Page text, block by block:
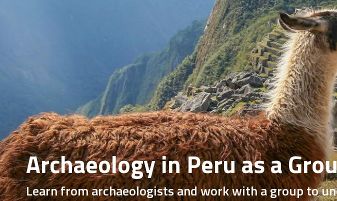
Archaeology in Peru as a
Learn from archaeologists and work with a group to